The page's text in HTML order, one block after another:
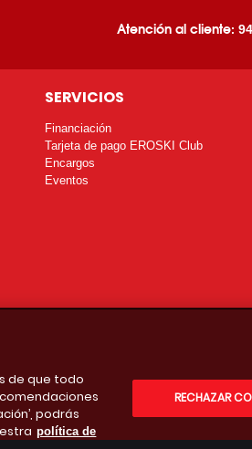
Atención al cliente:
SERVICIOS
Financiación
Tarjeta de pago EROSKI Club
Encargos
Eventos
de que todo
podrás
política de
RECHAZAR